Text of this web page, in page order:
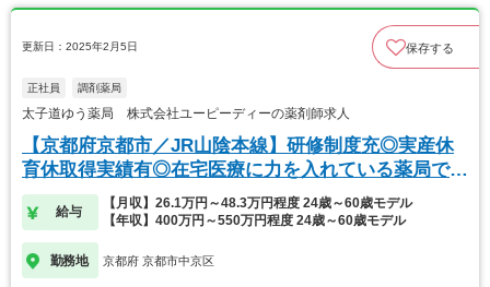
更新日：2025年2月5日 保存する
正社員 調剤薬局
太子道ゆう薬局 株式会社ユーピーディーの薬剤師求人
【京都府京都市／JR山陰本線】研修制度充◎実産休
育休取得実績有◎在宅医療に力を入れている薬局で
す！
給与
【月収】26.1万円～48.3万円程度 24歳～60歳モデル
【年収】400万円～550万円程度 24歳～60歳モデル
勤務地 京都府 京都市中京区